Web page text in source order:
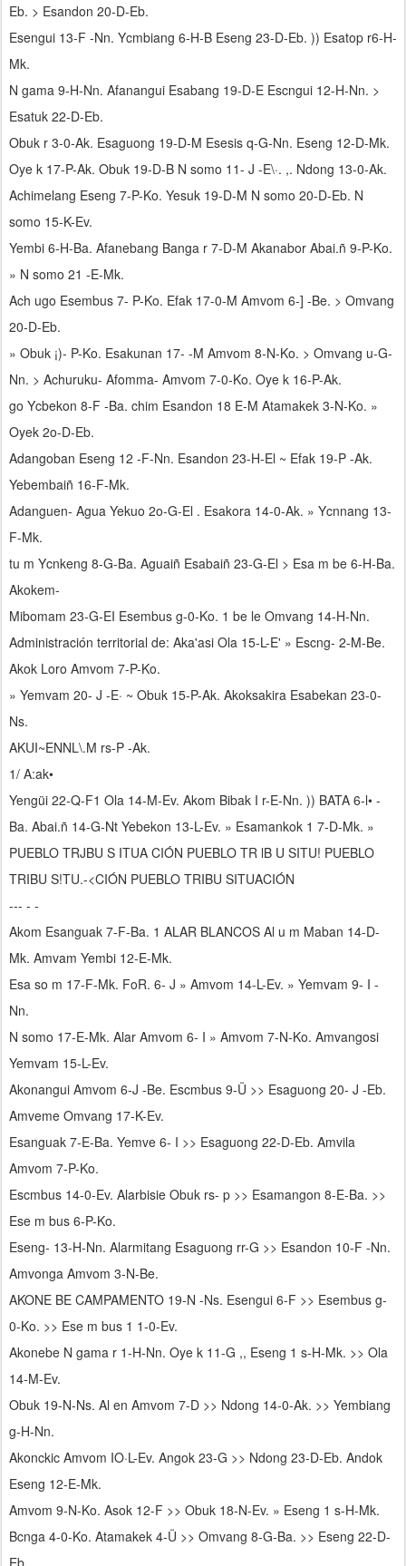
Eb. > Esandon 20-D-Eb.
Esengui 13-F -Nn. Ycmbiang 6-H-B Eseng 23-D-Eb. )) Esatop r6-H-
Mk.
N gama 9-H-Nn. Afanangui Esabang 19-D-E Escngui 12-H-Nn. >
Esatuk 22-D-Eb.
Obuk r 3-0-Ak. Esaguong 19-D-M Esesis q-G-Nn. Eseng 12-D-Mk.
Oye k 17-P-Ak. Obuk 19-D-B N somo 11- J -E\·. ,. Ndong 13-0-Ak.
Achimelang Eseng 7-P-Ko. Yesuk 19-D-M N somo 20-D-Eb. N
somo 15-K-Ev.
Yembi 6-H-Ba. Afanebang Banga r 7-D-M Akanabor Abai.ñ 9-P-Ko.
» N somo 21 -E-Mk.
Ach ugo Esembus 7- P-Ko. Efak 17-0-M Amvom 6-] -Be. > Omvang
20-D-Eb.
» Obuk ¡)- P-Ko. Esakunan 17- -M Amvom 8-N-Ko. > Omvang u-G-
Nn. > Achuruku- Afomma- Amvom 7-0-Ko. Oye k 16-P-Ak.
go Ycbekon 8-F -Ba. chim Esandon 18 E-M Atamakek 3-N-Ko. »
Oyek 2o-D-Eb.
Adangoban Eseng 12 -F-Nn. Esandon 23-H-El ~ Efak 19-P -Ak.
Yebembaiñ 16-F-Mk.
Adanguen- Agua Yekuo 2o-G-El . Esakora 14-0-Ak. » Ycnnang 13-
F-Mk.
tu m Ycnkeng 8-G-Ba. Aguaiñ Esabaiñ 23-G-El > Esa m be 6-H-Ba.
Akokem-
Mibomam 23-G-EI Esembus g-0-Ko. 1 be le Omvang 14-H-Nn.
Administración territorial de: Aka'asi Ola 15-L-E' » Escng- 2-M-Be.
Akok Loro Amvom 7-P-Ko.
» Yemvam 20- J -E· ~ Obuk 15-P-Ak. Akoksakira Esabekan 23-0-
Ns.
AKUI~ENNL\.M rs-P -Ak.
1/ A:ak•
Yengüi 22-Q-F1 Ola 14-M-Ev. Akom Bibak I r-E-Nn. )) BATA 6-l• -
Ba. Abai.ñ 14-G-Nt Yebekon 13-L-Ev. » Esamankok 1 7-D-Mk. »
PUEBLO TRJBU S ITUA CIÓN PUEBLO TR lB U SITU! PUEBLO
TRIBU S!TU.-<CIÓN PUEBLO TRIBU SITUACIÓN
--- - -
Akom Esanguak 7-F-Ba. 1 ALAR BLANCOS Al u m Maban 14-D-
Mk. Amvam Yembi 12-E-Mk.
Esa so m 17-F-Mk. FoR. 6- J » Amvom 14-L-Ev. » Yemvam 9- I -
Nn.
N somo 17-E-Mk. Alar Amvom 6- I » Amvom 7-N-Ko. Amvangosi
Yemvam 15-L-Ev.
Akonangui Amvom 6-J -Be. Escmbus 9-Ü >> Esaguong 20- J -Eb.
Amveme Omvang 17-K-Ev.
Esanguak 7-E-Ba. Yemve 6- I >> Esaguong 22-D-Eb. Amvila
Amvom 7-P-Ko.
Escmbus 14-0-Ev. Alarbisie Obuk rs- p >> Esamangon 8-E-Ba. >>
Ese m bus 6-P-Ko.
Eseng- 13-H-Nn. Alarmitang Esaguong rr-G >> Esandon 10-F -Nn.
Amvonga Amvom 3-N-Be.
AKONE BE CAMPAMENTO 19-N -Ns. Esengui 6-F >> Esembus g-
0-Ko. >> Ese m bus 1 1-0-Ev.
Akonebe N gama r 1-H-Nn. Oye k 11-G ,, Eseng 1 s-H-Mk. >> Ola
14-M-Ev.
Obuk 19-N-Ns. Al en Amvom 7-D >> Ndong 14-0-Ak. >> Yembiang
g-H-Nn.
Akonckic Amvom IO·L-Ev. Angok 23-G >> Ndong 23-D-Eb. Andok
Eseng 12-E-Mk.
Amvom 9-N-Ko. Asok 12-F >> Obuk 18-N-Ev. » Eseng 1 s-H-Mk.
Bcnga 4-0-Ko. Atamakek 4-Ü >> Omvang 8-G-Ba. >> Eseng 22-D-
Eb.